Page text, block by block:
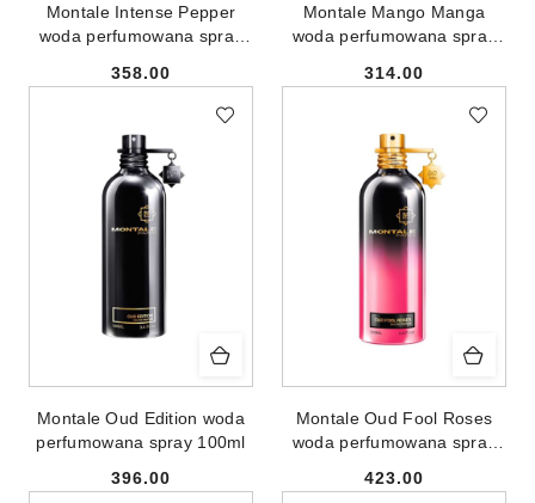
Montale Intense Pepper
woda perfumowana spray
Cena:
358.00
Montale Mango Manga
woda perfumowana spray
Cena:
314.00
Montale Oud Edition woda
perfumowana spray 100ml
Cena:
396.00
Montale Oud Fool Roses
woda perfumowana spray
Cena:
423.00